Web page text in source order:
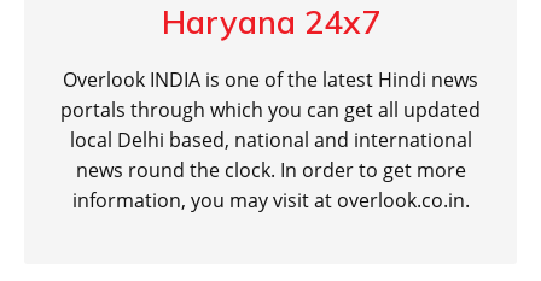
Haryana 24x7
Overlook INDIA is one of the latest Hindi news
portals through which you can get all updated
local Delhi based, national and international
news round the clock. In order to get more
information, you may visit at overlook.co.in.